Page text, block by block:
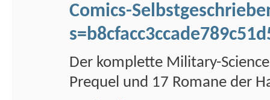
Comics-
Der komplette Military-
Prequel und 17 Romane der